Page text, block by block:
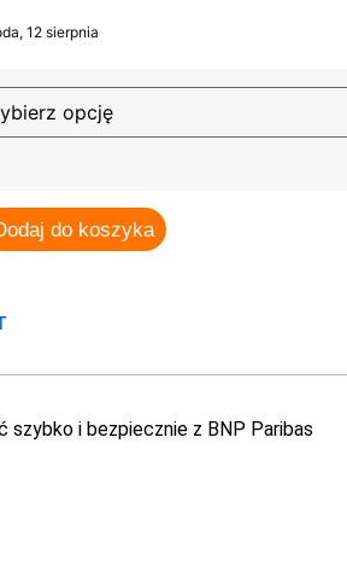
12 sierpnia
do koszyka
szybko i bezpiecznie z BNP Paribas